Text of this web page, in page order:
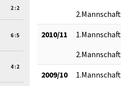
2:2
6:5
4:2
2.Mannschaft
2010/11 1.Mannschaft
2.Mannschaft
2009/10 1.Mannschaft